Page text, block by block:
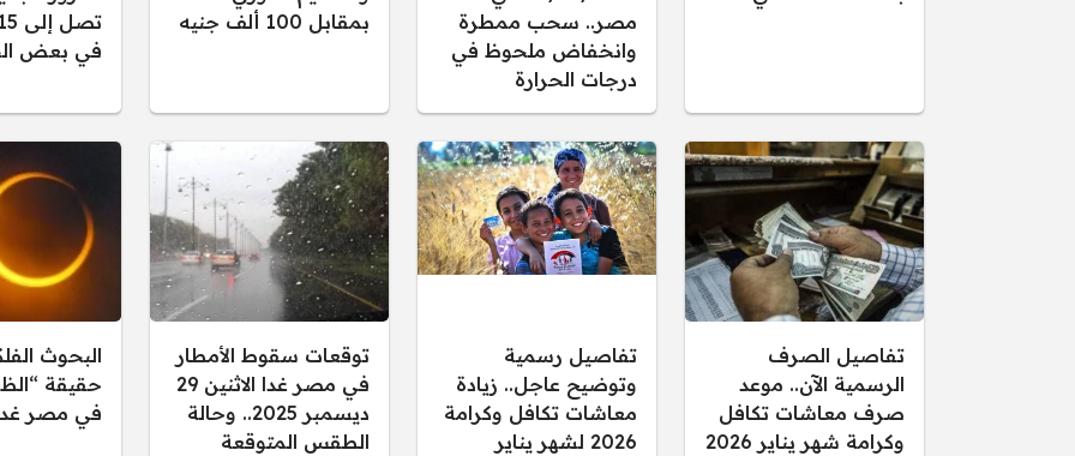
مصر.. سحب ممطرة
وانخفاض ملحوظ في
درجات الحرارة
بمقابل 100 ألف جنيه
في بعض
تفاصيل الصرف
الرسمية الآن.. موعد
صرف معاشات تكافل
وكرامة شهر يناير 2026
تفاصيل رسمية
وتوضيح عاجل.. زيادة
معاشات تكافل وكرامة
2026 لشهر يناير
توقعات سقوط الأمطار
في مصر غدا الاثنين 29
ديسمبر 2025.. وحالة
الطقس المتوقعة
البحوث
حقيقة
في مصر